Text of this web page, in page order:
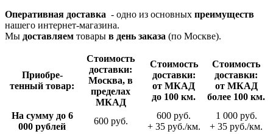
Оперативная доставка - одно из основных преимуществ
нашего интернет-магазина.
Мы доставляем товары в день заказа (по Москве).
Приобре­
тенный товар:
Стои­мость
доставки:
Москва, в
пределах
МКАД
Стои­мость
доставки:
от МКАД
до 100 км.
Стои­мость
доставки:
от МКАД
более 100 км.
На сумму до 6
000 рублей
600 руб.
600 руб.
+ 35 руб./км.
1 000 руб.
+ 35 руб./км.